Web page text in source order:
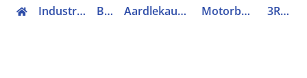
Industriele componenten Beveiliging Aardlekautomaten en schakelaars Motorbeveiligingsschakelaar 3RV23111JC10